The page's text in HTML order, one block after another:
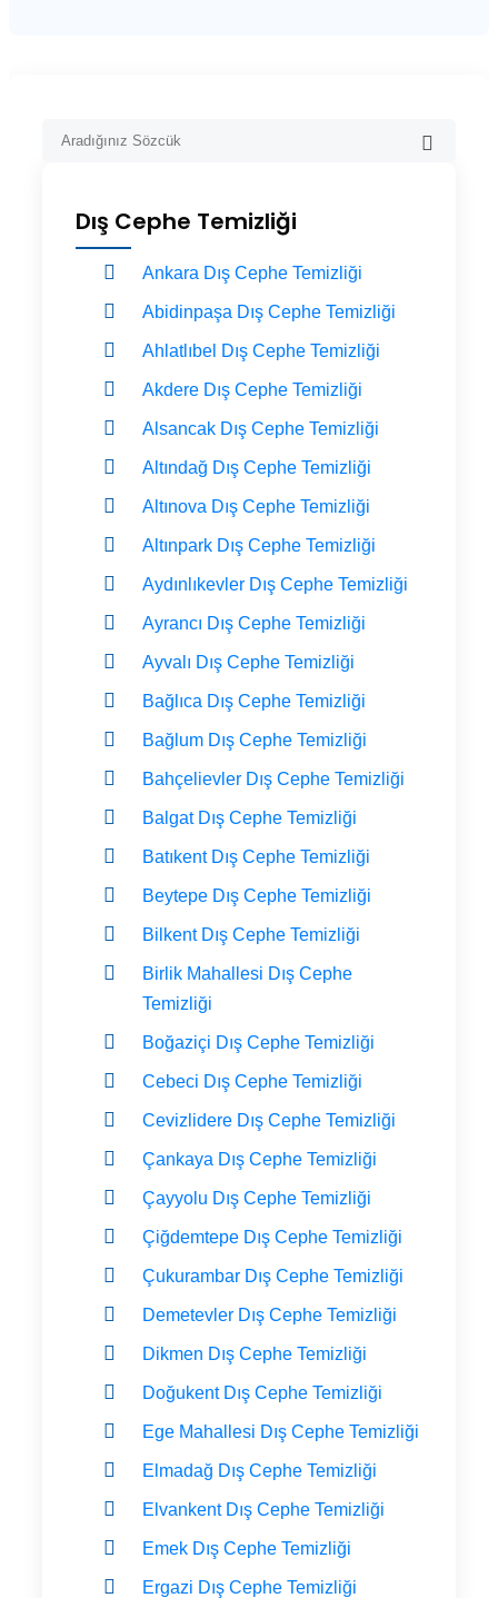
Dış Cephe Temizliği
Ankara Dış Cephe Temizliği
Abidinpaşa Dış Cephe Temizliği
Ahlatlıbel Dış Cephe Temizliği
Akdere Dış Cephe Temizliği
Alsancak Dış Cephe Temizliği
Altındağ Dış Cephe Temizliği
Altınova Dış Cephe Temizliği
Altınpark Dış Cephe Temizliği
Aydınlıkevler Dış Cephe Temizliği
Ayrancı Dış Cephe Temizliği
Ayvalı Dış Cephe Temizliği
Bağlıca Dış Cephe Temizliği
Bağlum Dış Cephe Temizliği
Bahçelievler Dış Cephe Temizliği
Balgat Dış Cephe Temizliği
Batıkent Dış Cephe Temizliği
Beytepe Dış Cephe Temizliği
Bilkent Dış Cephe Temizliği
Birlik Mahallesi Dış Cephe
Temizliği
Boğaziçi Dış Cephe Temizliği
Cebeci Dış Cephe Temizliği
Cevizlidere Dış Cephe Temizliği
Çankaya Dış Cephe Temizliği
Çayyolu Dış Cephe Temizliği
Çiğdemtepe Dış Cephe Temizliği
Çukurambar Dış Cephe Temizliği
Demetevler Dış Cephe Temizliği
Dikmen Dış Cephe Temizliği
Doğukent Dış Cephe Temizliği
Ege Mahallesi Dış Cephe Temizliği
Elmadağ Dış Cephe Temizliği
Elvankent Dış Cephe Temizliği
Emek Dış Cephe Temizliği
Ergazi Dış Cephe Temizliği